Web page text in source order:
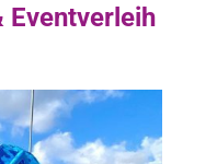
Eventverleih